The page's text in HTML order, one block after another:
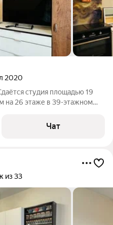
2020
студия площадью 19
на 26 этаже в 39-этажном
Чат
из 33